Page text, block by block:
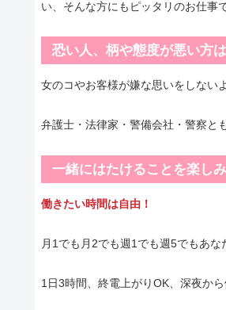
い、そんな方にもピッタリのお仕事で
恐い人、柄や態度が悪い方
女のコやお客様が嫌な思いをしない
弁護士・法律家・警備会社・警察と
一緒にはたけることを楽し
働きたい時間は自由！
月1でも月2でも週1でも週5でもあな
1日3時間、終電上がりOK、深夜か